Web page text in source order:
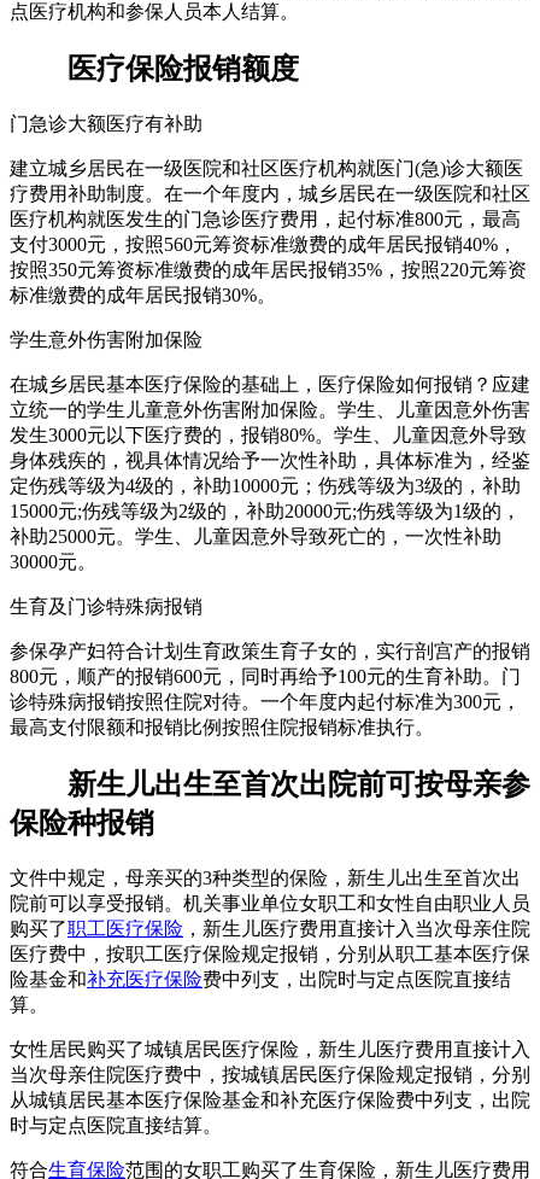
点医疗机构和参保人员本人结算。
医疗保险报销额度
门急诊大额医疗有补助
建立城乡居民在一级医院和社区医疗机构就医门(急)诊大额医
疗费用补助制度。在一个年度内，城乡居民在一级医院和社区
医疗机构就医发生的门急诊医疗费用，起付标准800元，最高
支付3000元，按照560元筹资标准缴费的成年居民报销40%，
按照350元筹资标准缴费的成年居民报销35%，按照220元筹资
标准缴费的成年居民报销30%。
学生意外伤害附加保险
在城乡居民基本医疗保险的基础上，医疗保险如何报销？应建
立统一的学生儿童意外伤害附加保险。学生、儿童因意外伤害
发生3000元以下医疗费的，报销80%。学生、儿童因意外导致
身体残疾的，视具体情况给予一次性补助，具体标准为，经鉴
定伤残等级为4级的，补助10000元；伤残等级为3级的，补助
15000元;伤残等级为2级的，补助20000元;伤残等级为1级的，
补助25000元。学生、儿童因意外导致死亡的，一次性补助
30000元。
生育及门诊特殊病报销
参保孕产妇符合计划生育政策生育子女的，实行剖宫产的报销
800元，顺产的报销600元，同时再给予100元的生育补助。门
诊特殊病报销按照住院对待。一个年度内起付标准为300元，
最高支付限额和报销比例按照住院报销标准执行。
新生儿出生至首次出院前可按母亲参
保险种报销
文件中规定，母亲买的3种类型的保险，新生儿出生至首次出
院前可以享受报销。机关事业单位女职工和女性自由职业人员
购买了职工医疗保险 ，新生儿医疗费用直接计入当次母亲住院
医疗费中，按职工医疗保险规定报销，分别从职工基本医疗保
险基金和补充医疗保险费中列支，出院时与定点医院直接结
算。
女性居民购买了城镇居民医疗保险，新生儿医疗费用直接计入
当次母亲住院医疗费中，按城镇居民医疗保险规定报销，分别
从城镇居民基本医疗保险基金和补充医疗保险费中列支，出院
时与定点医院直接结算。
符合生育保险范围的女职工购买了生育保险，新生儿医疗费用